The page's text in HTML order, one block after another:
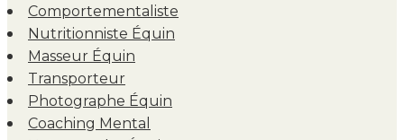
Comportementaliste
Nutritionniste Équin
Masseur Équin
Transporteur
Photographe Équin
Coaching Mental